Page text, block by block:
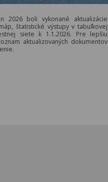
2026 boli vykonané aktualizácie
štatistické výstupy v tabuľkovej
siete k 1.1.2026. Pre lepšiu
aktualizovaných dokumentov